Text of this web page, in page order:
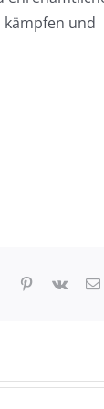
und
Tumblr Pinterest
Vk